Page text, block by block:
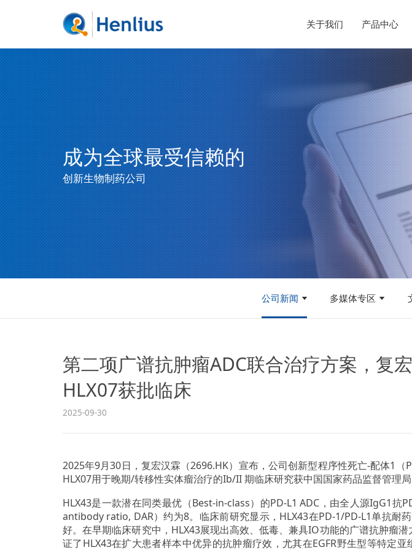
关于我们 产品中心
成为全球最受信赖的
创新生物制药公司
公司新闻 多媒体专区
第二项广谱抗肿瘤ADC联合治疗方案，复
HLX07获批临床
2025-09-30
2025年9月30日，复宏汉霖（2696.HK）宣布，公司创新型程序性死亡-配体1
HLX07用于晚期/转移性实体瘤治疗的Ib/II 期临床研究获中国国家药品监督管理
HLX43是一款潜在同类最优（Best-in-class）的PD-L1 ADC，由全人源IgG1
antibody ratio, DAR）约为8。临床前研究显示，HLX43在PD-1/PD-L1单抗耐
好。在早期临床研究中，HLX43展现出高效、低毒、兼具IO功能的广谱抗肿瘤
证了HLX43在扩大患者样本中优异的抗肿瘤疗效，尤其在EGFR野生型等特定